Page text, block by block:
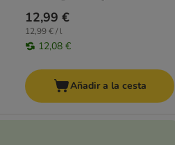
12,99 €
12,99 € / l
12,08 €
Añadir a la cesta